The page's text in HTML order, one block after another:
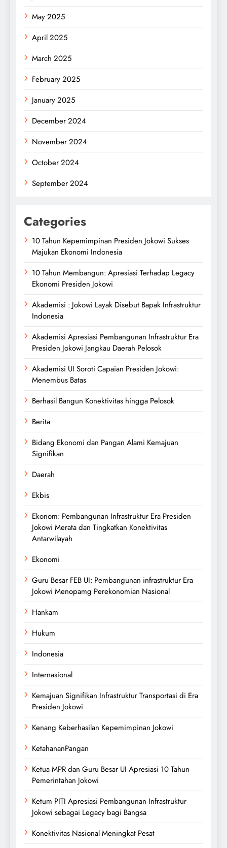
May 2025
April 2025
March 2025
February 2025
January 2025
December 2024
November 2024
October 2024
September 2024
Categories
10 Tahun Kepemimpinan Presiden Jokowi Sukses
Majukan Ekonomi Indonesia
10 Tahun Membangun: Apresiasi Terhadap Legacy
Ekonomi Presiden Jokowi
Akademisi : Jokowi Layak Disebut Bapak Infrastruktur
Indonesia
Akademisi Apresiasi Pembangunan Infrastruktur Era
Presiden Jokowi Jangkau Daerah Pelosok
Akademisi UI Soroti Capaian Presiden Jokowi:
Menembus Batas
Berhasil Bangun Konektivitas hingga Pelosok
Berita
Bidang Ekonomi dan Pangan Alami Kemajuan
Signifikan
Daerah
Ekbis
Ekonom: Pembangunan Infrastruktur Era Presiden
Jokowi Merata dan Tingkatkan Konektivitas
Antarwilayah
Ekonomi
Guru Besar FEB UI: Pembangunan infrastruktur Era
Jokowi Menopamg Perekonomian Nasional
Hankam
Hukum
Indonesia
Internasional
Kemajuan Signifikan Infrastruktur Transportasi di Era
Presiden Jokowi
Kenang Keberhasilan Kepemimpinan Jokowi
KetahananPangan
Ketua MPR dan Guru Besar UI Apresiasi 10 Tahun
Pemerintahan Jokowi
Ketum PITI Apresiasi Pembangunan Infrastruktur
Jokowi sebagai Legacy bagi Bangsa
Konektivitas Nasional Meningkat Pesat